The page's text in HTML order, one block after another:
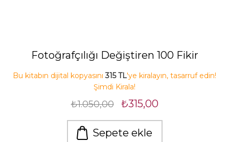
Fotoğrafçılığı Değiştiren 100 Fikir
Bu kitabın dijital kopyasını315 TL'ye kiralayın, tasarruf edin!
Şimdi Kirala!
₺1.050,00 ₺315,00
Sepete ekle